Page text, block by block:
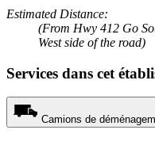
Estimated Distance:
(From Hwy 412 Go
West side of the road)
Services dans cet
Camions de